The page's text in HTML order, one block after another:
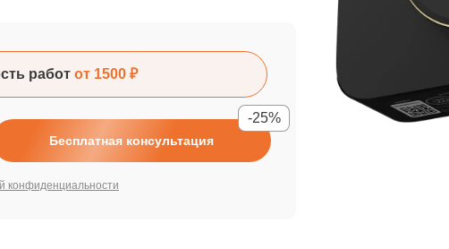
работ от 1500 ₽
Бесплатная консультация
-25%
конфиденциальности